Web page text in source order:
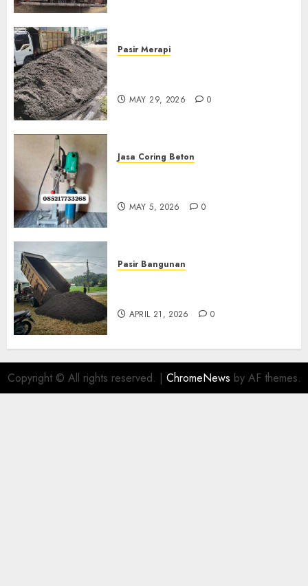
Pasir Merapi
MAY 29, 2026 0
Jasa Coring Beton
MAY 5, 2026 0
Pasir Bangunan
APRIL 21, 2026 0
Copyright © All rights reserved. | ChromeNews by AF themes.